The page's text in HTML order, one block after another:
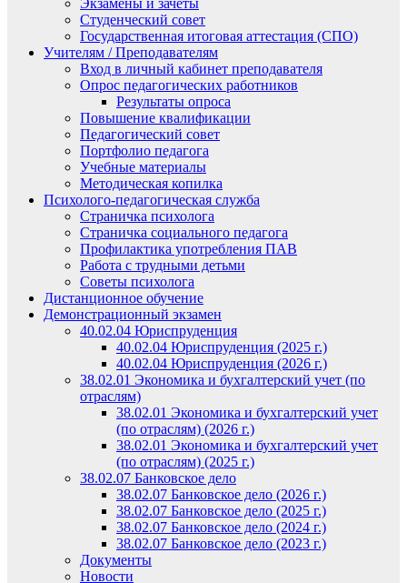
Экзамены и зачеты
Студенческий совет
Государственная итоговая аттестация (СПО)
Учителям / Преподавателям
Вход в личный кабинет преподавателя
Опрос педагогических работников
Результаты опроса
Повышение квалификации
Педагогический совет
Портфолио педагога
Учебные материалы
Методическая копилка
Психолого-педагогическая служба
Страничка психолога
Страничка социального педагога
Профилактика употребления ПАВ
Работа с трудными детьми
Советы психолога
Дистанционное обучение
Демонстрационный экзамен
40.02.04 Юриспруденция
40.02.04 Юриспруденция (2025 г.)
40.02.04 Юриспруденция (2026 г.)
38.02.01 Экономика и бухгалтерский учет (по
отраслям)
38.02.01 Экономика и бухгалтерский учет
(по отраслям) (2026 г.)
38.02.01 Экономика и бухгалтерский учет
(по отраслям) (2025 г.)
38.02.07 Банковское дело
38.02.07 Банковское дело (2026 г.)
38.02.07 Банковское дело (2025 г.)
38.02.07 Банковское дело (2024 г.)
38.02.07 Банковское дело (2023 г.)
Документы
Новости